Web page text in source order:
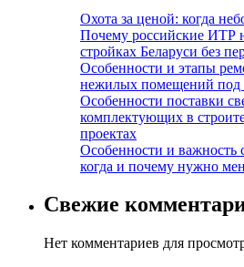
Охота за ценой: когда
Почему российские ИТР
стройках Беларуси без
Особенности и этапы
нежилых помещений под
Особенности поставки
комплектующих в
проектах
Особенности и важность
когда и почему нужно
Свежие
Нет комментариев для